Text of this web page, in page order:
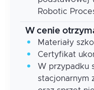
Robotic
W cenie
Materiały
Certyfikat
W przypadku
stacjonarnym